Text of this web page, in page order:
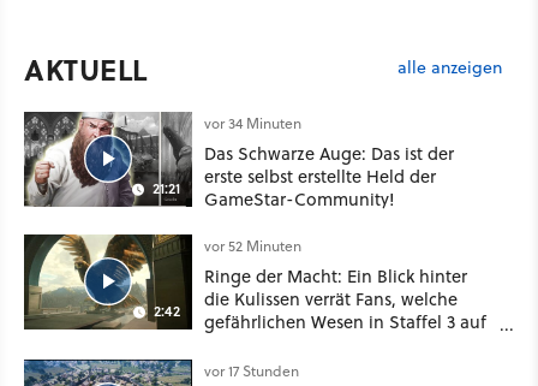
AKTUELL alle anzeigen
21:21
vor 34 Minuten
Das Schwarze Auge: Das ist der
erste selbst erstellte Held der
GameStar-Community!
2:42
vor 52 Minuten
Ringe der Macht: Ein Blick hinter
die Kulissen verrät Fans, welche
gefährlichen Wesen in Staffel 3 auf
vor 17 Stunden